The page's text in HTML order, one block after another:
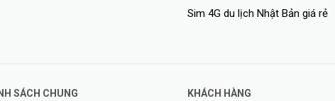
Sim 4G du lịch Nhật Bản giá rẻ
SÁCH CHUNG KHÁCH HÀNG